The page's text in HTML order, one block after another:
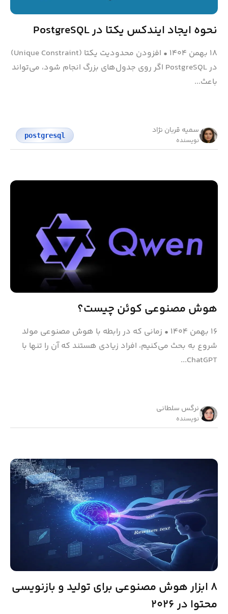
نحوه ایجاد ایندکس یکتا در PostgreSQL
۱۸ بهمن ۱۴۰۴ •
افزودن محدودیت یکتا (Unique Constraint)
در PostgreSQL اگر روی جدول‌های بزرگ انجام شود، می‌تواند
باعث...
سمیه قربان نژاد
نویسنده
postgresql
هوش مصنوعی کوئن چیست؟
۱۶ بهمن ۱۴۰۴ • زمانی که در رابطه با هوش مصنوعی مولد
شروع به بحث می‌کنیم، افراد زیادی هستند که آن را تنها با
ChatGPT...
نرگس سلطانی
نویسنده
۸ ابزار هوش مصنوعی برای تولید و بازنویسی
محتوا در ۲۰۲۶